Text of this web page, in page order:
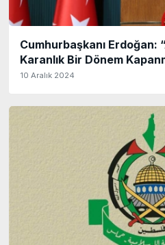
Cumhurbaşkanı Erdoğan:
Karanlık Bir Dönem
10 Aralık 2024